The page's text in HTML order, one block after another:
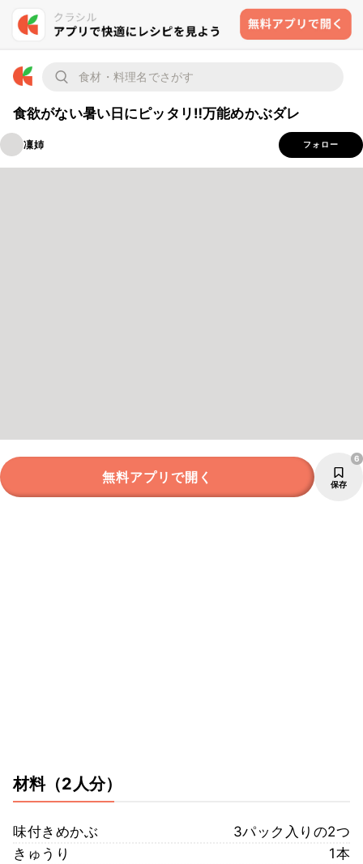
食欲がない暑い日にピッタリ‼万能めかぶダレ
凜姉 フォロー
無料アプリで開く 保存
6
材料（2人分）
味付きめかぶ
3パック入りの2つ
きゅうり
1本